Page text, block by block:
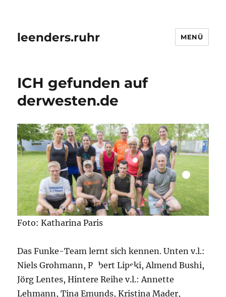
leenders.ruhr MENÜ
ICH gefunden auf
derwesten.de
Foto: Katharina Paris
Das Funke-Team lernt sich kennen. Unten v.l.:
Niels Grohmann, Robert Lipski, Almend Bushi,
Jörg Lentes, Hintere Reihe v.l.: Annette
Lehmann, Tina Emunds, Kristina Mader,